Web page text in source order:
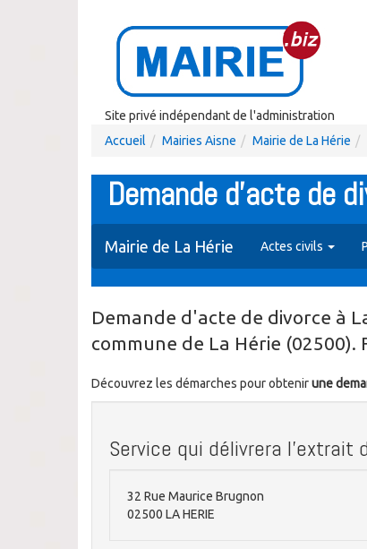
Site privé indépendant de l'administration
Accueil
Mairies Aisne Mairie de La Hérie
Demande d'acte de
Mairie de La Hérie Actes civils
Demande d'acte de divorce à
commune de La Hérie (02500).
Découvrez les démarches pour obtenirune
Service qui délivrera l'extrait
32 Rue Maurice Brugnon
02500 LA HERIE